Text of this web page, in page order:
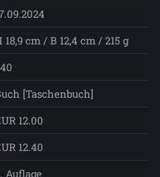
18,9 cm / B 12,4 cm / 215 g
[Taschenbuch]
12.00
12.40
Auflage